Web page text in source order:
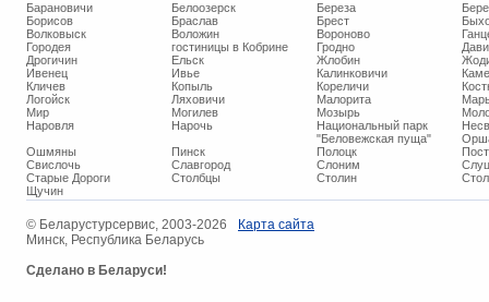
Барановичи Белоозерск Береза
Борисов
Браслав Брест
Волковыск
Воложин Вороново
Городея
гостиницы в Кобрине Гродно
Дрогичин
Ельск Жлобин
Ивенец
Ивье Калинковичи
Кличев
Копыль Кореличи
Логойск
Ляховичи Малорита
Мир
Могилев Мозырь
Наровля
Нарочь
Национальный парк
"Беловежская пуща"
Ошмяны
Пинск Полоцк
Свислочь
Славгород Слоним
Старые Дороги
Столбцы Столин
Щучин
© ​Беларустурсервис, 2003-2026
Минск, Республика Беларусь
Сделано в Беларуси!
Карта сайта